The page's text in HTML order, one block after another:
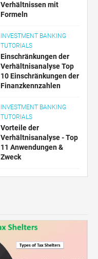
Verhältnissen mit
Formeln
INVESTMENT BANKING
TUTORIALS
Einschränkungen der
Verhältnisanalyse Top
10 Einschränkungen der
Finanzkennzahlen
INVESTMENT BANKING
TUTORIALS
Vorteile der
Verhältnisanalyse - Top
11 Anwendungen &
Zweck